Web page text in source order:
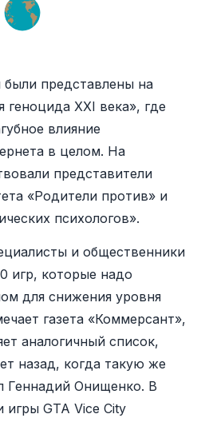
представлены на
геноцида XXI века», где
влияние
в целом. На
представители
«Родители против» и
психологов».
и общественники
игр, которые надо
для снижения уровня
газета «Коммерсант»,
аналогичный список,
назад, когда такую же
Геннадий Онищенко. В
игры GTA Vice City